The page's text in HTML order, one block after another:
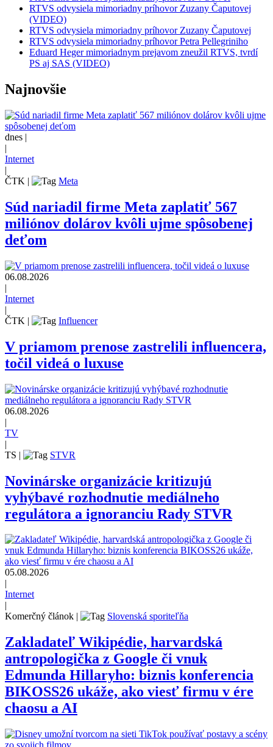
RTVS odvysiela mimoriadny príhovor Zuzany Čaputovej
(VIDEO)
RTVS odvysiela mimoriadny príhovor Zuzany Čaputovej
RTVS odvysiela mimoriadny príhovor Petra Pellegriniho
Eduard Heger mimoriadnym prejavom zneužil RTVS, tvrdí
PS aj SAS (VIDEO)
Najnovšie
dnes |
|
Internet
|
ČTK | Meta
Súd nariadil firme Meta zaplatiť 567
miliónov dolárov kvôli ujme spôsobenej
deťom
06.08.2026
|
Internet
|
ČTK | Influencer
V priamom prenose zastrelili influencera,
točil videá o luxuse
06.08.2026
|
TV
|
TS | STVR
Novinárske organizácie kritizujú
vyhýbavé rozhodnutie mediálneho
regulátora a ignoranciu Rady STVR
05.08.2026
Internet
Komerčný článok
Slovenská sporiteľňa
Zakladateľ Wikipédie, harvardská
antropologička z Google či vnuk
Edmunda Hillaryho: biznis konferencia
BIKOSS26 ukáže, ako viesť firmu v ére
chaosu a AI